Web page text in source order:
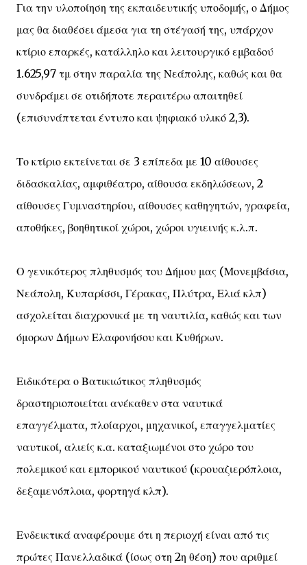
Για την υλοποίηση της εκπαιδευτικής υποδομής, ο Δήμος
μας θα διαθέσει άμεσα για τη στέγασή της, υπάρχον
κτίριο επαρκές, κατάλληλο και λειτουργικό εμβαδού
1.625,97 τμ στην παραλία της Νεάπολης, καθώς και θα
συνδράμει σε οτιδήποτε περαιτέρω απαιτηθεί
(επισυνάπτεται έντυπο και ψηφιακό υλικό 2,3).
Το κτίριο εκτείνεται σε 3 επίπεδα με 10 αίθουσες
διδασκαλίας, αμφιθέατρο, αίθουσα εκδηλώσεων, 2
αίθουσες Γυμναστηρίου, αίθουσες καθηγητών, γραφεία,
αποθήκες, βοηθητικοί χώροι, χώροι υγιεινής κ.λ.π.
Ο γενικότερος πληθυσμός του Δήμου μας (Μονεμβάσια,
Νεάπολη, Κυπαρίσσι, Γέρακας, Πλύτρα, Ελιά κλπ)
ασχολείται διαχρονικά με τη ναυτιλία, καθώς και των
όμορων Δήμων Ελαφονήσου και Κυθήρων.
Ειδικότερα ο Βατικιώτικος πληθυσμός
δραστηριοποιείται ανέκαθεν στα ναυτικά
επαγγέλματα, πλοίαρχοι, μηχανικοί, επαγγελματίες
ναυτικοί, αλιείς κ.α. καταξιωμένοι στο χώρο του
πολεμικού και εμπορικού ναυτικού (κρουαζιερόπλοια,
δεξαμενόπλοια, φορτηγά κλπ).
Ενδεικτικά αναφέρουμε ότι η περιοχή είναι από τις
πρώτες Πανελλαδικά (ίσως στη 2η θέση) που αριθμεί